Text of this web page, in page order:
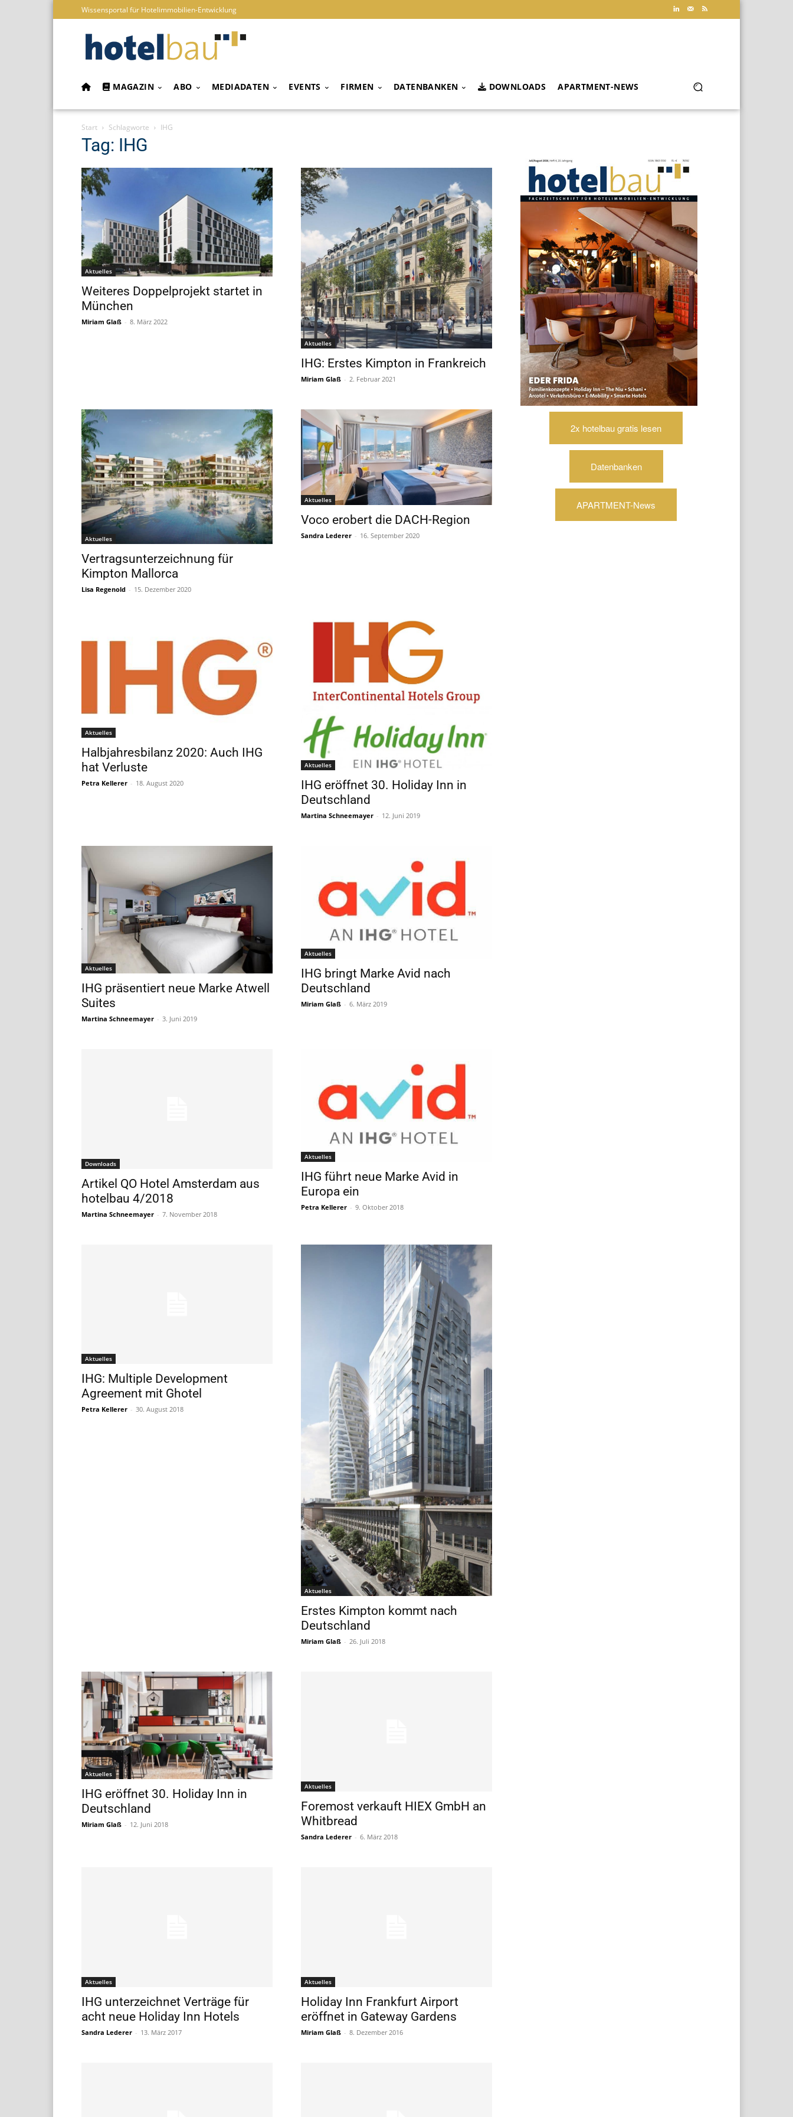
Wissensportal für Hotelimmobilien-Entwicklung
MAGAZIN ABO MEDIADATEN EVENTS FIRMEN DATENBANKEN DOWNLOADS APARTMENT-NEWS
Start Schlagworte IHG
Tag: IHG
Aktuelles
Weiteres Doppelprojekt startet in
München
Miriam Glaß - 8. März 2022
Aktuelles
IHG: Erstes Kimpton in Frankreich
Miriam Glaß - 2. Februar 2021
Aktuelles
Vertragsunterzeichnung für
Kimpton Mallorca
Lisa Regenold - 15. Dezember 2020
Aktuelles
Voco erobert die DACH-Region
Sandra Lederer - 16. September 2020
Aktuelles
Halbjahresbilanz 2020: Auch IHG
hat Verluste
Petra Kellerer - 18. August 2020
Aktuelles
IHG eröffnet 30. Holiday Inn in
Deutschland
Martina Schneemayer - 12. Juni 2019
Aktuelles
IHG präsentiert neue Marke Atwell
Suites
Martina Schneemayer - 3. Juni 2019
Aktuelles
IHG bringt Marke Avid nach
Deutschland
Miriam Glaß - 6. März 2019
Downloads
Artikel QO Hotel Amsterdam aus
hotelbau 4/2018
Martina Schneemayer - 7. November 2018
Aktuelles
IHG führt neue Marke Avid in
Europa ein
Petra Kellerer - 9. Oktober 2018
Aktuelles
IHG: Multiple Development
Agreement mit Ghotel
Petra Kellerer - 30. August 2018
Aktuelles
Erstes Kimpton kommt nach
Deutschland
Miriam Glaß - 26. Juli 2018
Aktuelles
IHG eröffnet 30. Holiday Inn in
Deutschland
Miriam Glaß - 12. Juni 2018
Aktuelles
Foremost verkauft HIEX GmbH an
Whitbread
Sandra Lederer - 6. März 2018
Aktuelles
IHG unterzeichnet Verträge für
acht neue Holiday Inn Hotels
Sandra Lederer - 13. März 2017
Aktuelles
Holiday Inn Frankfurt Airport
eröffnet in Gateway Gardens
Miriam Glaß - 8. Dezember 2016
2x hotelbau gratis lesen
Datenbanken
APARTMENT-News